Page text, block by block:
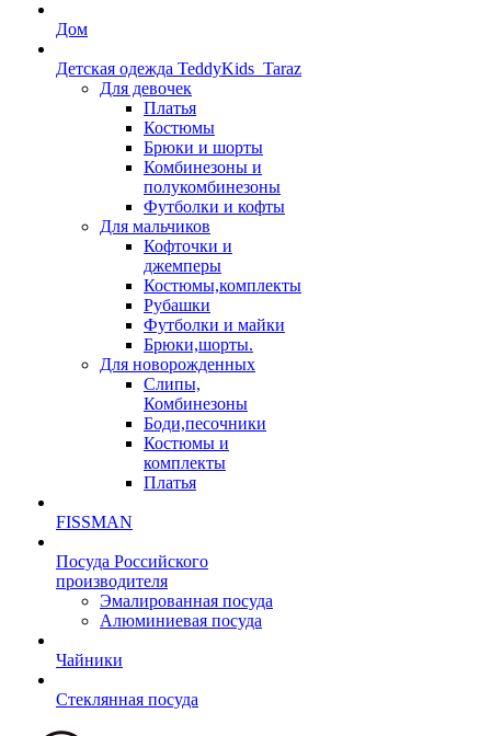
Дом
Детская одежда TeddyKids_Taraz
Для девочек
Платья
Костюмы
Брюки и шорты
Комбинезоны и
полукомбинезоны
Футболки и кофты
Для мальчиков
Кофточки и
джемперы
Костюмы,комплекты
Рубашки
Футболки и майки
Брюки,шорты.
Для новорожденных
Слипы,
Комбинезоны
Боди,песочники
Костюмы и
комплекты
Платья
FISSMAN
Посуда Российского
производителя
Эмалированная посуда
Алюминиевая посуда
Чайники
Стеклянная посуда